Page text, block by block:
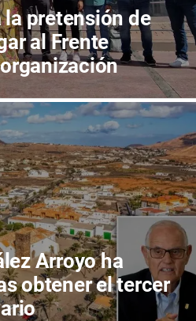
la pretensión de
al Frente
Arroyo ha
obtener el tercer